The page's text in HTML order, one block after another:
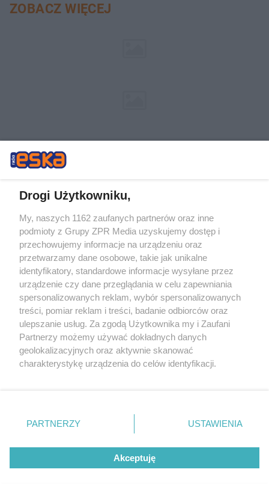
ZOBACZ WIĘCEJ
Żaden utwór zamieszczony w serwisie nie może być powielany i
rozpowszechniany lub dalej rozpowszechniany w jakikolwiek sposób (w
tzn. bez właściwej zgody, jest zabronione pod groźbą kary i może być
ścigane prawnie.
Drogi Użytkowniku,
My, naszych 1162 zaufanych partnerów oraz inne
podmioty z Grupy ZPR Media uzyskujemy dostęp i
przechowujemy informacje na urządzeniu oraz
przetwarzamy dane osobowe, takie jak unikalne
identyfikatory, standardowe informacje wysyłane przez
urządzenie czy dane przeglądania w celu zapewniania
spersonalizowanych reklam, wybór spersonalizowanych
treści, pomiar reklam i treści, badanie odbiorców oraz
ulepszanie usług. Za zgodą Użytkownika my i Zaufani
Partnerzy możemy używać dokładnych danych
geolokalizacyjnych oraz aktywnie skanować
charakterystykę urządzenia do celów identyfikacji.
zmienić/wycofać klikając przycisk ustawień prywatności
znajdujący się w lewym dolnym rogu strony
rodzaje przetwarzania danych nie wymagają zgody
użytkownika, ale masz prawo sprzeciwić się takiemu
przetwarzaniu. Preferencje będą miały zastosowanie tylko
PARTNERZY USTAWIENIA
Akceptuję